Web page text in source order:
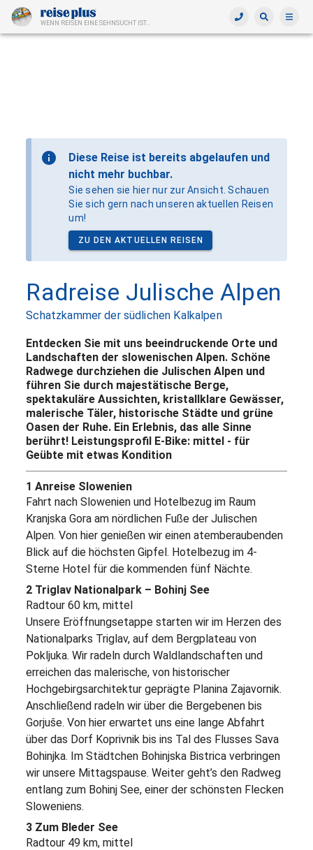
WENN REISEN EINE SEHNSUCHT IST...
Diese Reise ist bereits abgelaufen und
nicht mehr buchbar.
Sie sehen sie hier nur zur Ansicht. Schauen
Sie sich gern nach unseren aktuellen Reisen
um!
ZU DEN AKTUELLEN REISEN
Radreise Julische Alpen
Schatzkammer der südlichen Kalkalpen
Entdecken Sie mit uns beeindruckende Orte und
Landschaften der slowenischen Alpen. Schöne
Radwege durchziehen die Julischen Alpen und
führen Sie durch majestätische Berge,
spektakuläre Aussichten, kristallklare Gewässer,
malerische Täler, historische Städte und grüne
Oasen der Ruhe. Ein Erlebnis, das alle Sinne
berührt! Leistungsprofil E-Bike: mittel - für
Geübte mit etwas Kondition
1 Anreise Slowenien
Fahrt nach Slowenien und Hotelbezug im Raum
Kranjska Gora am nördlichen Fuße der Julischen
Alpen. Von hier genießen wir einen atemberaubenden
Blick auf die höchsten Gipfel. Hotelbezug im 4-
Sterne Hotel für die kommenden fünf Nächte.
2 Triglav Nationalpark – Bohinj See
Radtour 60 km, mittel
Unsere Eröffnungsetappe starten wir im Herzen des
Nationalparks Triglav, auf dem Bergplateau von
Pokljuka. Wir radeln durch Waldlandschaften und
erreichen das malerische, von historischer
Hochgebirgsarchitektur geprägte Planina Zajavornik.
Anschließend radeln wir über die Bergebenen bis
Gorjuše. Von hier erwartet uns eine lange Abfahrt
über das Dorf Koprivnik bis ins Tal des Flusses Sava
Bohinjka. Im Städtchen Bohinjska Bistrica verbringen
wir unsere Mittagspause. Weiter geht’s den Radweg
entlang zum Bohinj See, einer der schönsten Flecken
Sloweniens.
3 Zum Bleder See
Radtour 49 km, mittel